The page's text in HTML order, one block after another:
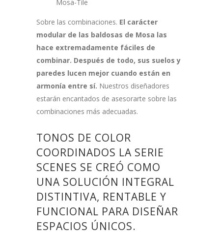
Sobre las combinaciones. El carácter
modular de las baldosas de Mosa las
hace extremadamente fáciles de
combinar. Después de todo, sus suelos y
paredes lucen mejor cuando están en
armonía entre sí. Nuestros diseñadores
estarán encantados de asesorarte sobre las
combinaciones más adecuadas.
TONOS DE COLOR
COORDINADOS LA SERIE
SCENES SE CREÓ COMO
UNA SOLUCIÓN INTEGRAL
DISTINTIVA, RENTABLE Y
FUNCIONAL PARA DISEÑAR
ESPACIOS ÚNICOS.